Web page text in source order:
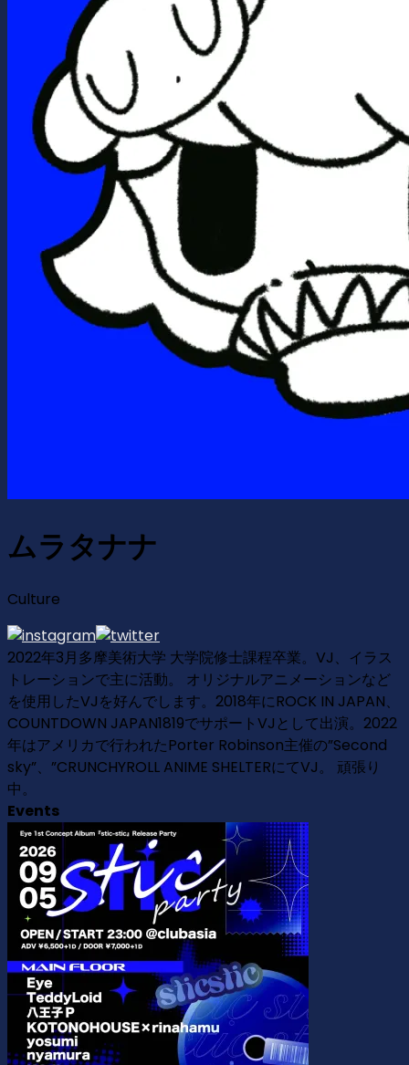
ムラタナナ
Culture
2022年3月多摩美術大学 大学院修士課程卒業。VJ、イラス
トレーションで主に活動。 オリジナルアニメーションなど
を使用したVJを好んでします。2018年にROCK IN JAPAN、
COUNTDOWN JAPAN1819でサポートVJとして出演。2022
年はアメリカで行われたPorter Robinson主催の”Second
sky”、”CRUNCHYROLL ANIME SHELTERにてVJ。 頑張り
中。
Events